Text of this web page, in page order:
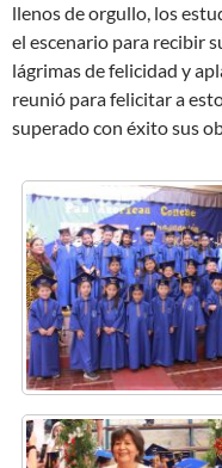
llenos de orgullo, los
el escenario para recibir
lágrimas de felicidad y
reunió para felicitar a
superado con éxito sus